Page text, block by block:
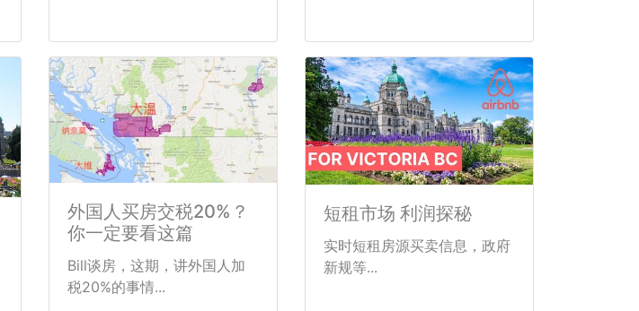
外国人买房交税20%？
你一定要看这篇
Bill谈房，这期，讲外国人加
税20%的事情...
短租市场 利润探秘
实时短租房源买卖信息，政府
新规等...